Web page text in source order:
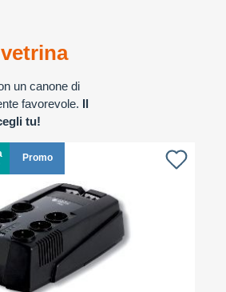
vetrina
un canone di
favorevole. Il
tu!
Promo